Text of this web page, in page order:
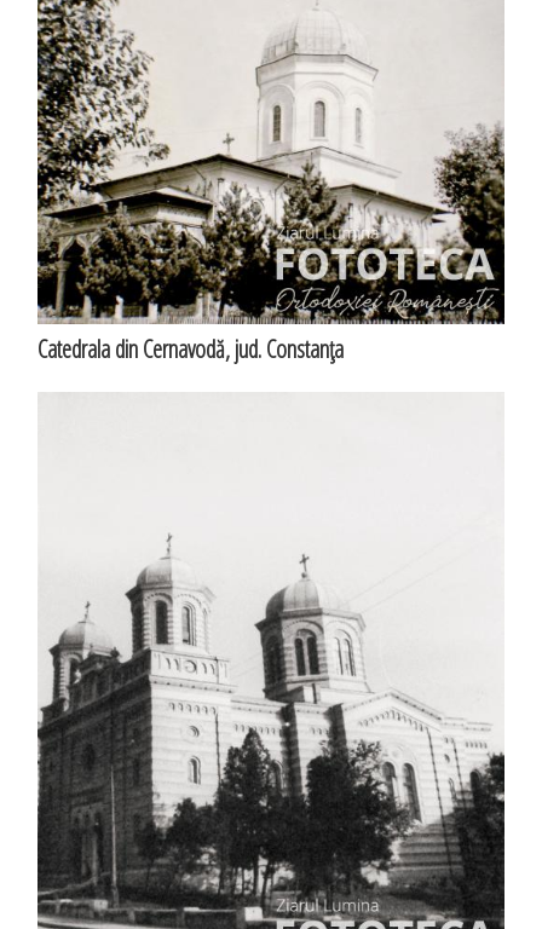
Catedrala din Cernavodă, jud. Constanţa